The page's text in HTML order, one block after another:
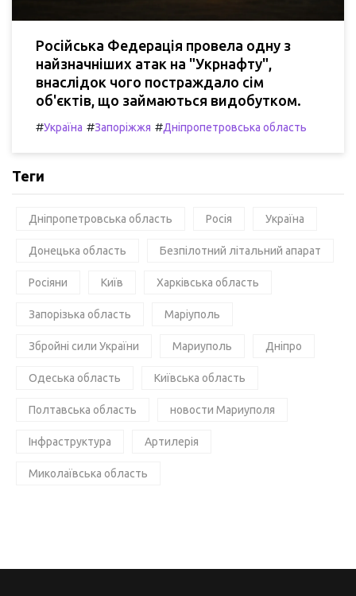
Російська Федерація провела одну з
найзначніших атак на "Укрнафту",
внаслідок чого постраждало сім
об'єктів, що займаються видобутком.
#Україна #Запоріжжя #Дніпропетровська область
Теги
Дніпропетровська область Росія Україна
Донецька область Безпілотний літальний апарат
Росіяни Київ Харківська область
Запорізька область Маріуполь
Збройні сили України Мариуполь Дніпро
Одеська область Київська область
Полтавська область новости Мариуполя
Інфраструктура Артилерія
Миколаївська область